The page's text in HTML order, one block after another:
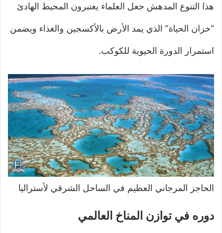
هذا التنوع المدهش جعل العلماء يعتبرون المحيط الهادئ
“خزان الحياة” الذي يمد الأرض بالأكسجين والغذاء ويضمن
استمرار الدورة الحيوية للكوكب.
الحاجز المرجاني العظيم في الساحل الشرقي لأستراليا
دوره في توازن المناخ العالمي